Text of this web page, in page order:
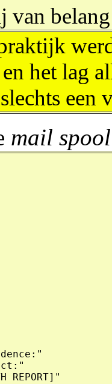
van
het lag
een
mail spool
REPORT]"